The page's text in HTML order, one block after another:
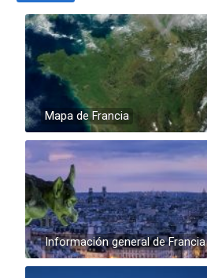
Mapa de Francia
Información general de Francia